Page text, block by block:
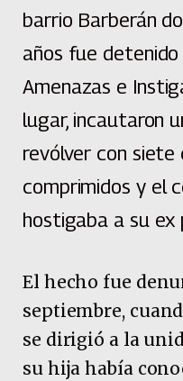
barrio Barberán
años fue
Amenazas e
lugar, incautaron
revólver con siete
comprimidos y el
hostigaba a su ex
El hecho fue
septiembre,
se dirigió a la
su hija había